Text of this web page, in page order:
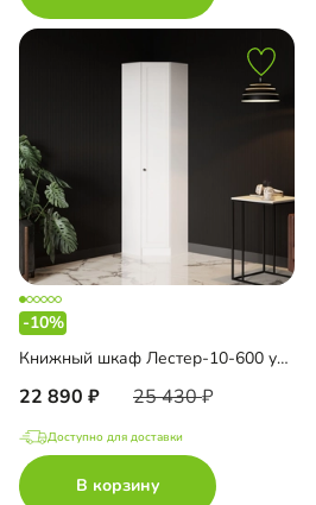
-10%
Книжный шкаф Лестер-10-600 угловой
22 890 25 430
Доступно для доставки
В корзину